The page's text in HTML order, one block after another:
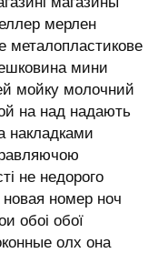
мерлен
металопластикове
мини
мойку молочний
на над надають
накладками
не недорого
новая номер ноч
обоі обої
олх она